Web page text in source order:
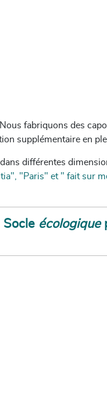
fabriquons des
supplémentaire en
différentes
"Paris" et " fait sur
Socle écologique